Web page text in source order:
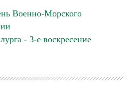
Военно-Морского
- 3-е воскресение